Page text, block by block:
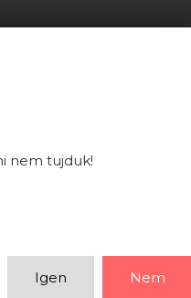
nem tujduk!
Igen Nem